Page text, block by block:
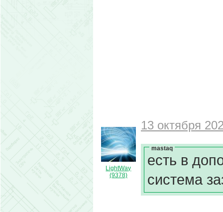
LightWay
(9378)
13 октября
mastaq
есть в
система